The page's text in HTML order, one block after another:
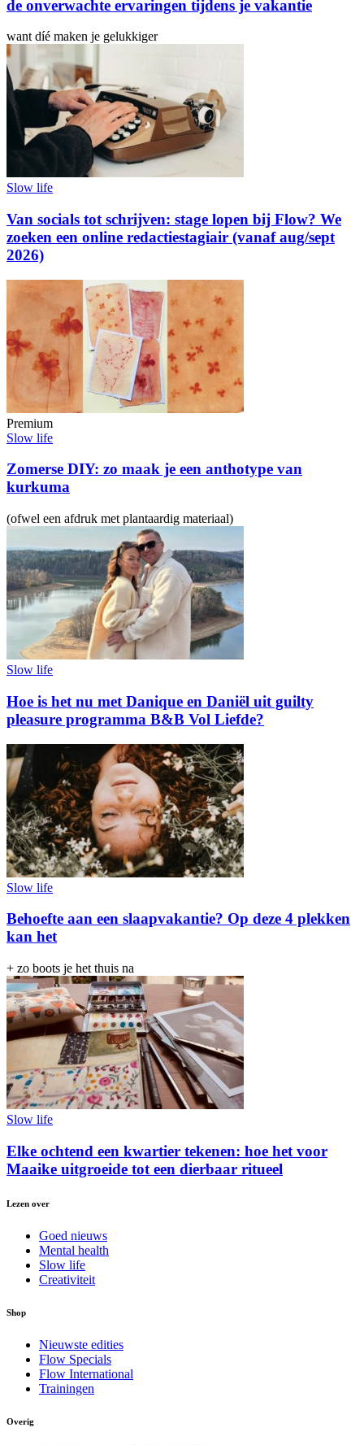
de onverwachte ervaringen tijdens je vakantie
want díé maken je gelukkiger
Slow life
Van socials tot schrijven: stage lopen bij Flow? We
zoeken een online redactiestagiair (vanaf aug/sept
2026)
Premium
Slow life
Zomerse DIY: zo maak je een anthotype van
kurkuma
(ofwel een afdruk met plantaardig materiaal)
Slow life
Hoe is het nu met Danique en Daniël uit guilty
pleasure programma B&B Vol Liefde?
Slow life
Behoefte aan een slaapvakantie? Op deze 4 plekken
kan het
+ zo boots je het thuis na
Slow life
Elke ochtend een kwartier tekenen: hoe het voor
Maaike uitgroeide tot een dierbaar ritueel
Lezen over
Goed nieuws
Mental health
Slow life
Creativiteit
Shop
Nieuwste edities
Flow Specials
Flow International
Trainingen
Overig